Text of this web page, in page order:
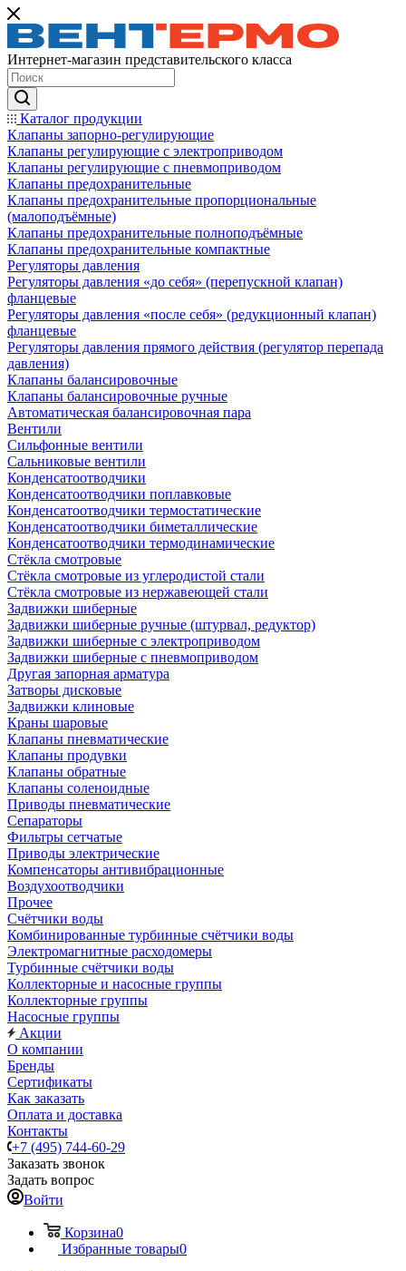
Интернет-магазин представительского класса
Каталог продукции
Клапаны запорно-регулирующие
Клапаны регулирующие с электроприводом
Клапаны регулирующие с пневмоприводом
Клапаны предохранительные
Клапаны предохранительные пропорциональные
(малоподъёмные)
Клапаны предохранительные полноподъёмные
Клапаны предохранительные компактные
Регуляторы давления
Регуляторы давления «до себя» (перепускной клапан)
фланцевые
Регуляторы давления «после себя» (редукционный клапан)
фланцевые
Регуляторы давления прямого действия (регулятор перепада
давления)
Клапаны балансировочные
Клапаны балансировочные ручные
Автоматическая балансировочная пара
Вентили
Сильфонные вентили
Сальниковые вентили
Конденсатоотводчики
Конденсатоотводчики поплавковые
Конденсатоотводчики термостатические
Конденсатоотводчики биметаллические
Конденсатоотводчики термодинамические
Стёкла смотровые
Стёкла смотровые из углеродистой стали
Стёкла смотровые из нержавеющей стали
Задвижки шиберные
Задвижки шиберные ручные (штурвал, редуктор)
Задвижки шиберные с электроприводом
Задвижки шиберные с пневмоприводом
Другая запорная арматура
Затворы дисковые
Задвижки клиновые
Краны шаровые
Клапаны пневматические
Клапаны продувки
Клапаны обратные
Клапаны соленоидные
Приводы пневматические
Сепараторы
Фильтры сетчатые
Приводы электрические
Компенсаторы антивибрационные
Воздухоотводчики
Прочее
Счётчики воды
Комбинированные турбинные счётчики воды
Электромагнитные расходомеры
Турбинные счётчики воды
Коллекторные и насосные группы
Коллекторные группы
Насосные группы
Акции
О компании
Бренды
Сертификаты
Как заказать
Оплата и доставка
Контакты
+7 (495) 744-60-29
Заказать звонок
Задать вопрос
Войти
Корзина0
Избранные товары0